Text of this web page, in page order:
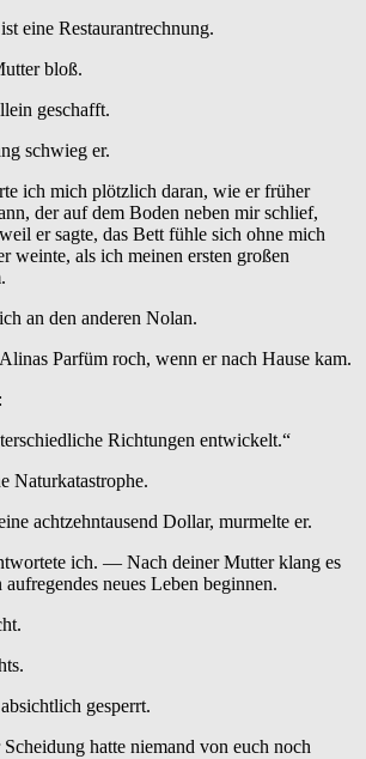
eine Restaurantrechnung.
bloß.
geschafft.
schwieg er.
ich mich plötzlich daran, wie er früher
der auf dem Boden neben mir schlief,
er sagte, das Bett fühle sich ohne mich
weinte, als ich meinen ersten großen
an den anderen Nolan.
Parfüm roch, wenn er nach Hause kam.
Richtungen entwickelt.“
Naturkatastrophe.
achtzehntausend Dollar, murmelte er.
ich. — Nach deiner Mutter klang es
neues Leben beginnen.
gesperrt.
hatte niemand von euch noch